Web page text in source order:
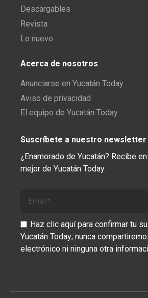
Descargables
Revista
Lo nuevo
Acerca de nosotros
Anunciarse en Yucatán Today
Aviso de privacidad
El equipo de Yucatán Today
Suscríbete a nuestro newsletter
¿Enamorado de Yucatán? Recibe
mejor de Yucatán Today.
Haz clic aquí para confirmar tu
Yucatán Today; nunca
electrónico ni ninguna otra